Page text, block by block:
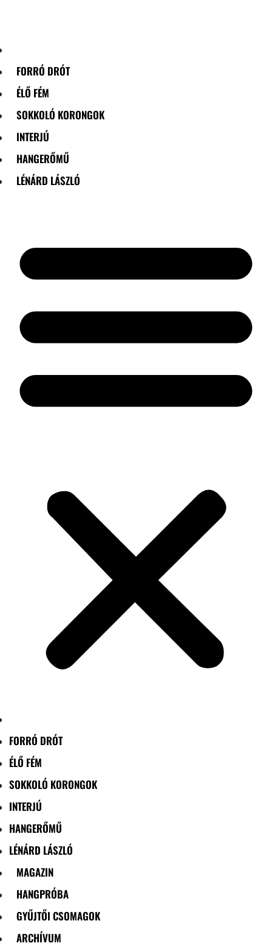
FORRÓ DRÓT
ÉLŐ FÉM
SOKKOLÓ KORONGOK
INTERJÚ
HANGERŐMŰ
LÉNÁRD LÁSZLÓ
FORRÓ DRÓT
ÉLŐ FÉM
SOKKOLÓ KORONGOK
INTERJÚ
HANGERŐMŰ
LÉNÁRD LÁSZLÓ
MAGAZIN
HANGPRÓBA
GYŰJTŐI CSOMAGOK
ARCHÍVUM